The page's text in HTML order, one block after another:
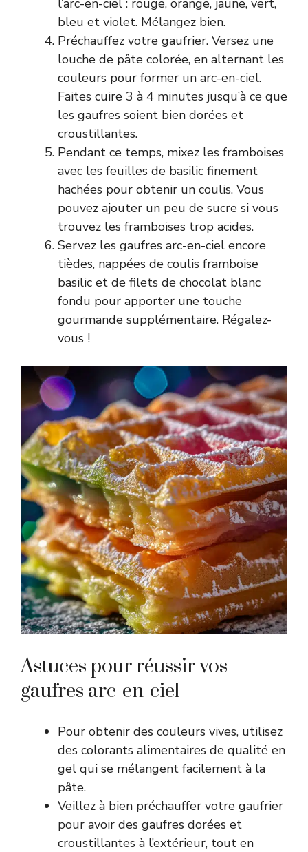
bleu et violet. Mélangez bien.
Préchauffez votre gaufrier. Versez une
louche de pâte colorée, en alternant les
couleurs pour former un arc-en-ciel.
Faites cuire 3 à 4 minutes jusqu’à ce que
les gaufres soient bien dorées et
croustillantes.
Pendant ce temps, mixez les framboises
avec les feuilles de basilic finement
hachées pour obtenir un coulis. Vous
pouvez ajouter un peu de sucre si vous
trouvez les framboises trop acides.
Servez les gaufres arc-en-ciel encore
tièdes, nappées de coulis framboise
basilic et de filets de chocolat blanc
fondu pour apporter une touche
gourmande supplémentaire. Régalez-
vous !
Astuces pour réussir vos
gaufres arc-en-ciel
Pour obtenir des couleurs vives, utilisez
des colorants alimentaires de qualité en
gel qui se mélangent facilement à la
pâte.
Veillez à bien préchauffer votre gaufrier
pour avoir des gaufres dorées et
croustillantes à l’extérieur, tout en